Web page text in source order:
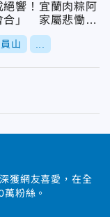
絕響！宜蘭肉粽阿
合」 家屬悲慟證
員山
獲網友喜愛，在全
粉絲。